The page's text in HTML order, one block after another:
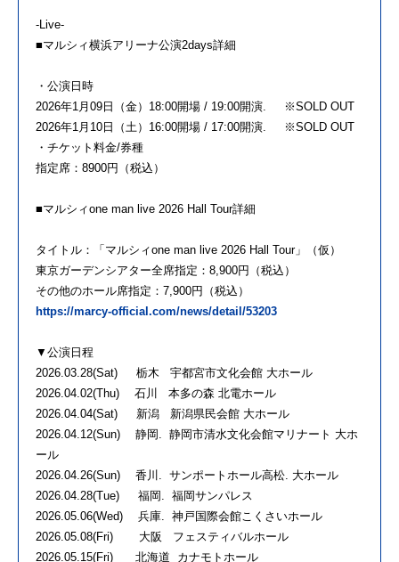
-Live-
■マルシィ横浜アリーナ公演2days詳細
・公演日時
2026年1月09日（金）18:00開場 / 19:00開演. ※SOLD OUT
2026年1月10日（土）16:00開場 / 17:00開演. ※SOLD OUT
・チケット料金/券種
指定席：8900円（税込）
■マルシィone man live 2026 Hall Tour詳細
タイトル：「マルシィone man live 2026 Hall Tour」（仮）
東京ガーデンシアター全席指定：8,900円（税込）
その他のホール席指定：7,900円（税込）
https://marcy-official.com/news/detail/53203
▼公演日程
2026.03.28(Sat) 栃木 宇都宮市文化会館 大ホール
2026.04.02(Thu) 石川 本多の森 北電ホール
2026.04.04(Sat) 新潟 新潟県民会館 大ホール
2026.04.12(Sun) 静岡. 静岡市清水文化会館マリナート 大ホ
ール
2026.04.26(Sun) 香川. サンポートホール高松. 大ホール
2026.04.28(Tue) 福岡. 福岡サンパレス
2026.05.06(Wed) 兵庫. 神戸国際会館こくさいホール
2026.05.08(Fri) 大阪 フェスティバルホール
2026.05.15(Fri) 北海道 カナモトホール